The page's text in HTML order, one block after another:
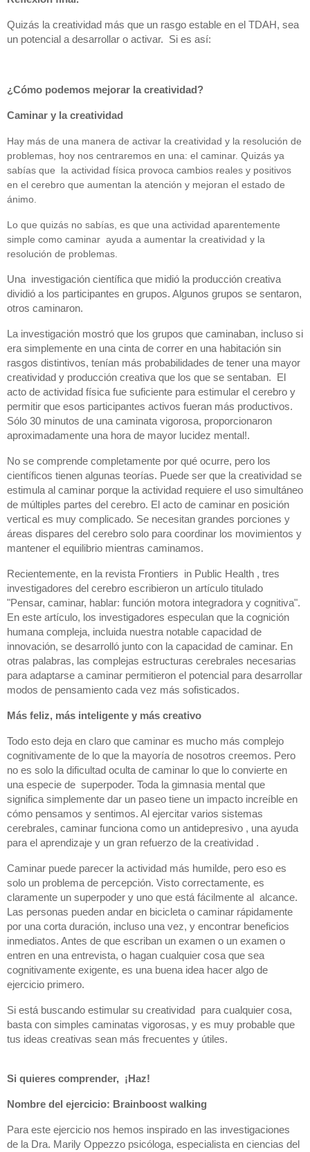
Quizás la creatividad más que un rasgo estable en el TDAH, sea
un potencial a desarrollar o activar.  Si es así:
¿Cómo podemos mejorar la creatividad?
Caminar y la creatividad
Hay más de una manera de activar la creatividad y la resolución de
problemas, hoy nos centraremos en una: el caminar. Quizás ya
sabías que  la actividad física provoca cambios reales y positivos
en el cerebro que aumentan la atención y mejoran el estado de
ánimo.
Lo que quizás no sabías, es que una actividad aparentemente
simple como caminar  ayuda a aumentar la creatividad y la
resolución de problemas.
Una  investigación científica que midió la producción creativa
dividió a los participantes en grupos. Algunos grupos se sentaron,
otros caminaron.
La investigación mostró que los grupos que caminaban, incluso si
era simplemente en una cinta de correr en una habitación sin
rasgos distintivos, tenían más probabilidades de tener una mayor
creatividad y producción creativa que los que se sentaban.  El
acto de actividad física fue suficiente para estimular el cerebro y
permitir que esos participantes activos fueran más productivos.
Sólo 30 minutos de una caminata vigorosa, proporcionaron
aproximadamente una hora de mayor lucidez mental!.
No se comprende completamente por qué ocurre, pero los
científicos tienen algunas teorías. Puede ser que la creatividad se
estimula al caminar porque la actividad requiere el uso simultáneo
de múltiples partes del cerebro. El acto de caminar en posición
vertical es muy complicado. Se necesitan grandes porciones y
áreas dispares del cerebro solo para coordinar los movimientos y
mantener el equilibrio mientras caminamos.
Recientemente, en la revista Frontiers  in Public Health , tres
investigadores del cerebro escribieron un artículo titulado
"Pensar, caminar, hablar: función motora integradora y cognitiva".
En este artículo, los investigadores especulan que la cognición
humana compleja, incluida nuestra notable capacidad de
innovación, se desarrolló junto con la capacidad de caminar. En
otras palabras, las complejas estructuras cerebrales necesarias
para adaptarse a caminar permitieron el potencial para desarrollar
modos de pensamiento cada vez más sofisticados.
Más feliz, más inteligente y más creativo
Todo esto deja en claro que caminar es mucho más complejo
cognitivamente de lo que la mayoría de nosotros creemos. Pero
no es solo la dificultad oculta de caminar lo que lo convierte en
una especie de  superpoder. Toda la gimnasia mental que
significa simplemente dar un paseo tiene un impacto increíble en
cómo pensamos y sentimos. Al ejercitar varios sistemas
cerebrales, caminar funciona como un antidepresivo , una ayuda
para el aprendizaje y un gran refuerzo de la creatividad .
Caminar puede parecer la actividad más humilde, pero eso es
solo un problema de percepción. Visto correctamente, es
claramente un superpoder y uno que está fácilmente al  alcance.
Las personas pueden andar en bicicleta o caminar rápidamente
por una corta duración, incluso una vez, y encontrar beneficios
inmediatos. Antes de que escriban un examen o un examen o
entren en una entrevista, o hagan cualquier cosa que sea
cognitivamente exigente, es una buena idea hacer algo de
ejercicio primero.
Si está buscando estimular su creatividad  para cualquier cosa,
basta con simples caminatas vigorosas, y es muy probable que
tus ideas creativas sean más frecuentes y útiles.
Si quieres comprender,  ¡Haz!
Nombre del ejercicio: Brainboost walking
Para este ejercicio nos hemos inspirado en las investigaciones
de la Dra. Marily Oppezzo psicóloga, especialista en ciencias del